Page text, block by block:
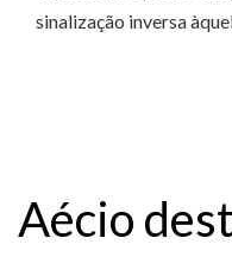
sinalização inversa
Aécio